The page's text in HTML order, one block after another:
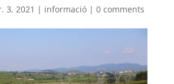
3, 2021 | informació| 0 comments